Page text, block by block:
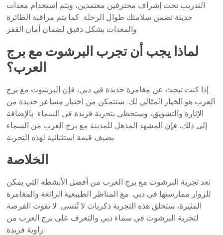
التدريب تحت إشراف محترفين معتمدين، ويتم استخدام معدات
حديثة تضمن سلامتك طوال الرحلة. كما يتم مراقبة الطائرة
والمعدات بشكل دقيق لضمان أمان القفز.
لماذا يجب أن تجرب البرشوت مع برج
العرب؟
إذا كنت تبحث عن مغامرة جديدة في دبي، فإن البرشوت مع برج
العرب هو الخيار المثالي لك. ستتمكن من اختبار مشاعر جديدة من
الإثارة والتشويق، وستحظى بتجربة فريدة في السماء. بالإضافة
إلى ذلك، فإن المشهد المذهل للمدينة مع برج العرب من السماء
يضيف قيمة استثنائية لهذه التجربة.
الخلاصة
تعد تجربة البرشوت مع برج العرب من أفضل الأنشطة التي يمكن
للزوار ممارستها في دبي. مع المناظر الطبيعية الرائعة والمغامرة
المثيرة، ستخلق هذه التجربة ذكريات لا تُنسى. لا تفوت الفرصة
لتجربة البرشوت في سماء دبي والتعرف على برج العرب من
زاوية فريدة!